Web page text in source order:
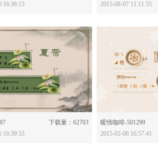
16:36:13
2015-08-07 11:11:55
下载量：62703
16:39:33
分享：
暖情咖啡-501299
2015-02-06 16:57:41